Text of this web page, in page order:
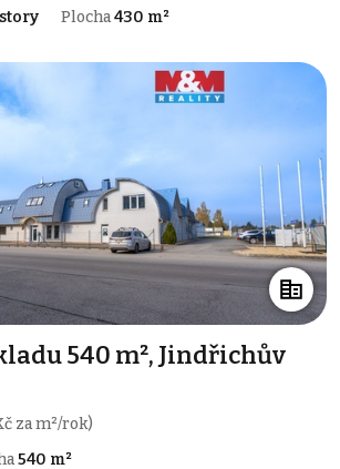
Plocha430 m²
540 m², Jindřichův
za m²/rok)
540 m²